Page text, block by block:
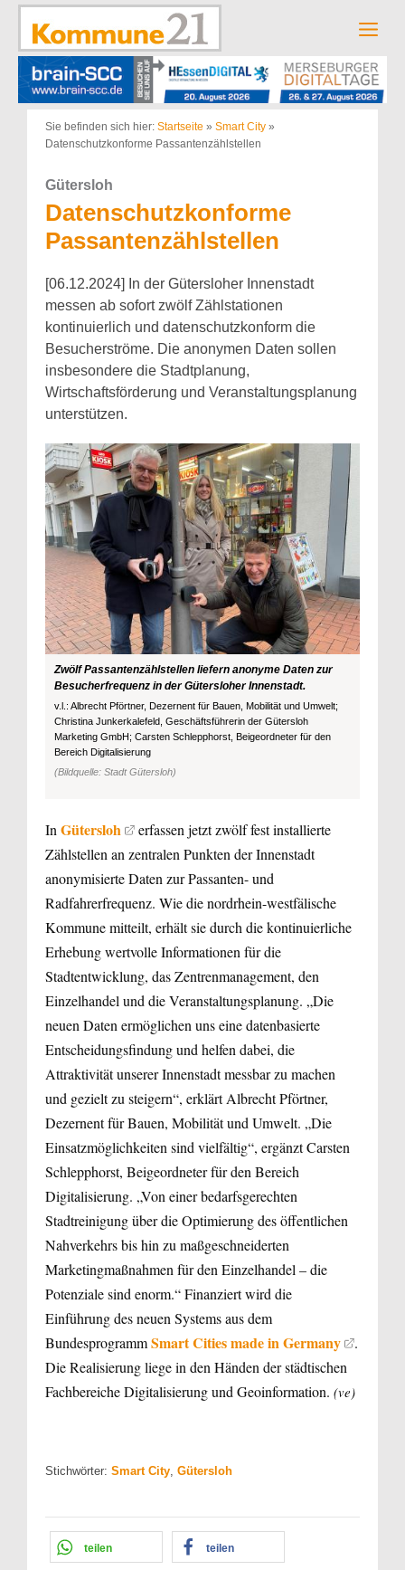
Zum
springen
Sie befinden sich hier: Startseite » Smart City »
Datenschutzkonforme Passantenzählstellen
Gütersloh
Datenschutzkonforme
Passantenzählstellen
[06.12.2024] In der Gütersloher Innenstadt
messen ab sofort zwölf Zählstationen
kontinuierlich und datenschutzkonform die
Besucherströme. Die anonymen Daten sollen
insbesondere die Stadtplanung,
Wirtschaftsförderung und Veranstaltungsplanung
unterstützen.
Zwölf Passantenzählstellen liefern anonyme Daten zur
Besucherfrequenz in der Gütersloher Innenstadt.
v.l.: Albrecht Pförtner, Dezernent für Bauen, Mobilität und Umwelt;
Christina Junkerkalefeld, Geschäftsführerin der Gütersloh
Marketing GmbH; Carsten Schlepphorst, Beigeordneter für den
Bereich Digitalisierung
(Bildquelle: Stadt Gütersloh)
In Gütersloh
erfassen jetzt zwölf fest installierte
Zählstellen an zentralen Punkten der Innenstadt
anonymisierte Daten zur Passanten- und
Radfahrerfrequenz. Wie die nordrhein-westfälische
Kommune mitteilt, erhält sie durch die kontinuierliche
Erhebung wertvolle Informationen für die
Stadtentwicklung, das Zentrenmanagement, den
Einzelhandel und die Veranstaltungsplanung. „Die
neuen Daten ermöglichen uns eine datenbasierte
Entscheidungsfindung und helfen dabei, die
Attraktivität unserer Innenstadt messbar zu machen
und gezielt zu steigern“, erklärt Albrecht Pförtner,
Dezernent für Bauen, Mobilität und Umwelt. „Die
Einsatzmöglichkeiten sind vielfältig“, ergänzt Carsten
Schlepphorst, Beigeordneter für den Bereich
Digitalisierung. „Von einer bedarfsgerechten
Stadtreinigung über die Optimierung des öffentlichen
Nahverkehrs bis hin zu maßgeschneiderten
Marketingmaßnahmen für den Einzelhandel – die
Potenziale sind enorm.“ Finanziert wird die
Einführung des neuen Systems aus dem
BundesprogrammSmart Cities made in Germany
.
Die Realisierung liege in den Händen der städtischen
Fachbereiche Digitalisierung und Geoinformation. (ve)
Stichwörter: Smart City, Gütersloh
teilen teilen